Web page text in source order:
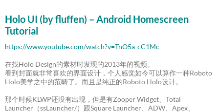
Holo UI (by fluffen) – Android Homescreen
Tutorial
https://www.youtube.com/watch?v=TnO5a-cC1Mc
在找Holo Design的素材时发现的2013年的视频。
看到封面就非常喜欢的界面设计，个人感觉如今可以算作一种Roboto
Holo美学之中的范畴了。而且是纯正的Roboto Holo设计。
那个时候KLWP还没有出现，但是有Zooper Widget、Total
Launcher（ssLauncher/）跟Square Launcher、ADW、Apex、